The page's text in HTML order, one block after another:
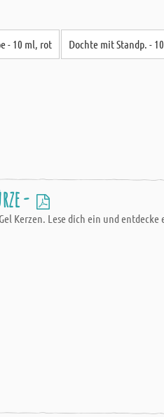
- 10 ml, rot Dochte mit Standp. -
-
Kerzen. Lese dich ein und